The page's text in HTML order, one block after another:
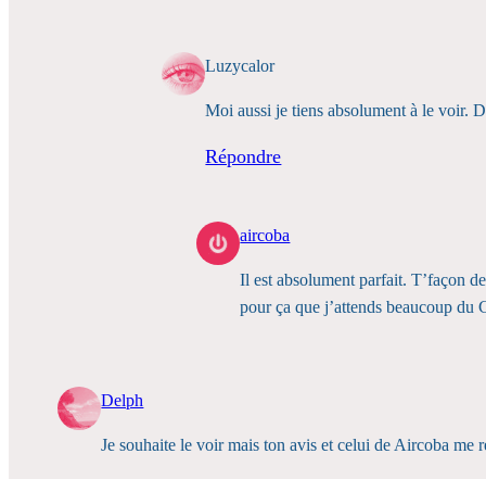
Luzycalor
Moi aussi je tiens absolument à le voir.
Répondre
aircoba
Il est absolument parfait. T’façon
pour ça que j’attends beaucoup
Delph
Je souhaite le voir mais ton avis et celui de Aircoba me